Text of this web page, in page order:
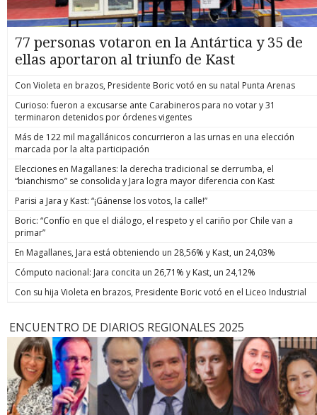
77 personas votaron en la Antártica y 35 de
ellas aportaron al triunfo de Kast
Con Violeta en brazos, Presidente Boric votó en su natal Punta Arenas
Curioso: fueron a excusarse ante Carabineros para no votar y 31
terminaron detenidos por órdenes vigentes
Más de 122 mil magallánicos concurrieron a las urnas en una elección
marcada por la alta participación
Elecciones en Magallanes: la derecha tradicional se derrumba, el
“bianchismo” se consolida y Jara logra mayor diferencia con Kast
Parisi a Jara y Kast: “¡Gánense los votos, la calle!”
Boric: “Confío en que el diálogo, el respeto y el cariño por Chile van a
primar”
En Magallanes, Jara está obteniendo un 28,56% y Kast, un 24,03%
Cómputo nacional: Jara concita un 26,71% y Kast, un 24,12%
Con su hija Violeta en brazos, Presidente Boric votó en el Liceo Industrial
ENCUENTRO DE DIARIOS REGIONALES 2025